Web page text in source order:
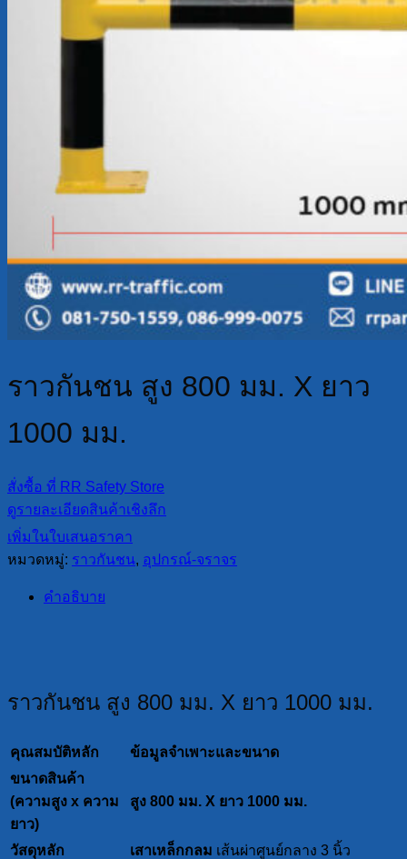
ราวกันชน สูง 800 มม. X ยาว
1000 มม.
สั่งซื้อ ที่ RR Safety Store
ดูรายละเอียดสินค้าเชิงลึก
เพิ่มในใบเสนอราคา
หมวดหมู่: ราวกันชน, อุปกรณ์-จราจร
คำอธิบาย
ราวกันชน สูง 800 มม. X ยาว 1000 มม.
คุณสมบัติหลัก
ข้อมูลจำเพาะและขนาด
ขนาดสินค้า
(ความสูง x ความ
ยาว)
สูง 800 มม. X ยาว 1000 มม.
วัสดุหลัก เสาเหล็กกลม เส้นผ่าศูนย์กลาง 3 นิ้ว